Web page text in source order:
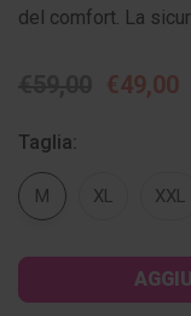
del comfort. La
€49,00
Taglia:
M XL XXL
attuale: